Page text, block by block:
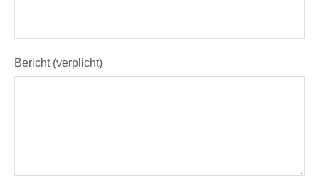
Bericht (verplicht)